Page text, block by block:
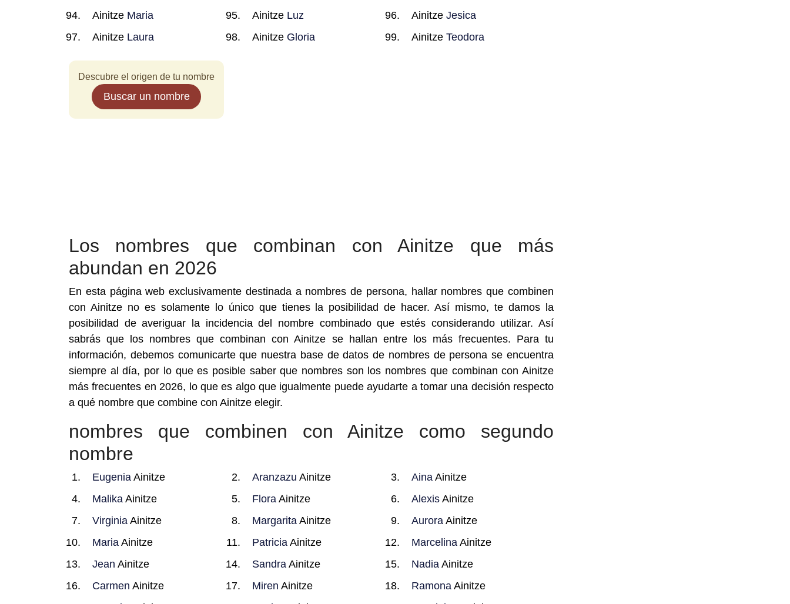
Ainitze Maria Ainitze Luz AinitzeJesica
Ainitze Laura Ainitze Gloria AinitzeTeodora
Descubre el origen de tu nombre
Buscar un nombre
Los nombres que combinan con Ainitze que más
abundan en 2026
En esta página web exclusivamente destinada a nombres de persona, hallar nombres que combinen
con Ainitze no es solamente lo único que tienes la posibilidad de hacer. Así mismo, te damos la
posibilidad de averiguar la incidencia del nombre combinado que estés considerando utilizar. Así
sabrás que los nombres que combinan con Ainitze se hallan entre los más frecuentes. Para tu
información, debemos comunicarte que nuestra base de datos de nombres de persona se encuentra
siempre al día, por lo que es posible saber que nombres son los nombres que combinan con Ainitze
más frecuentes en 2026, lo que es algo que igualmente puede ayudarte a tomar una decisión respecto
a qué nombre que combine con Ainitze elegir.
nombres que combinen con Ainitze como segundo
nombre
Eugenia Ainitze Aranzazu Ainitze Aina Ainitze
Malika Ainitze FloraAinitze Alexis Ainitze
Virginia Ainitze MargaritaAinitze Aurora Ainitze
Maria Ainitze PatriciaAinitze Marcelina Ainitze
Jean Ainitze SandraAinitze Nadia Ainitze
Carmen Ainitze Miren Ainitze Ramona Ainitze